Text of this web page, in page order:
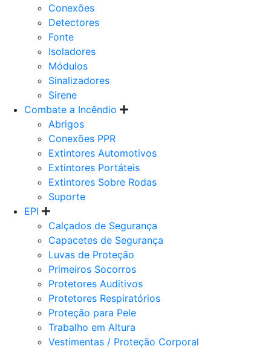
Conexões
Detectores
Fonte
Isoladores
Módulos
Sinalizadores
Sirene
Combate a Incêndio
Abrigos
Conexões PPR
Extintores Automotivos
Extintores Portáteis
Extintores Sobre Rodas
Suporte
EPI
Calçados de Segurança
Capacetes de Segurança
Luvas de Proteção
Primeiros Socorros
Protetores Auditivos
Protetores Respiratórios
Proteção para Pele
Trabalho em Altura
Vestimentas / Proteção Corporal